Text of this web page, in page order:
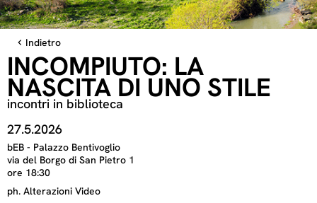
Indietro
INCOMPIUTO: LA
NASCITA DI UNO STILE
incontri in biblioteca
27.5.2026
bEB - Palazzo Bentivoglio
via del Borgo di San Pietro 1
ore 18:30
ph. Alterazioni Video